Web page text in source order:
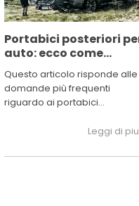
Portabici posteriori
auto: ecco come
evitare le multe!
Questo articolo risponde alle
domande più frequenti
riguardo ai portabici
qualche dubbio da risolvere,
Leggi di